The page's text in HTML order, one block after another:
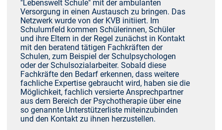
"Lebenswelt Schule" mit der ambulanten
Versorgung in einen Austausch zu bringen. Das
Netzwerk wurde von der KVB initiiert. Im
Schulumfeld kommen Schülerinnen, Schüler
und ihre Eltern in der Regel zunächst in Kontakt
mit den beratend tätigen Fachkräften der
Schulen, zum Beispiel der Schulpsychologen
oder der Schulsozialarbeiter. Sobald diese
Fachkräfte den Bedarf erkennen, dass weitere
fachliche Expertise gebraucht wird, haben sie die
Möglichkeit, fachlich versierte Ansprechpartner
aus dem Bereich der Psychotherapie über eine
so genannte Unterstützerliste miteinzubinden
und den Kontakt zu ihnen herzustellen.